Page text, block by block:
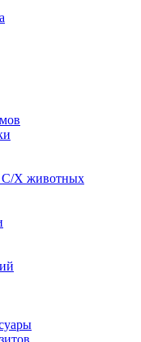
С/Х животных